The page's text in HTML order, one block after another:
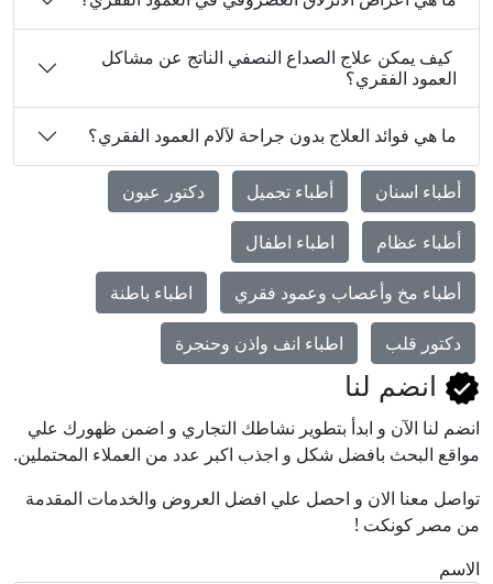
كيف يمكن علاج الصداع النصفي الناتج عن مشاكل
العمود الفقري؟
ما هي فوائد العلاج بدون جراحة لآلام العمود الفقري؟
أطباء اسنان أطباء تجميل دكتور عيون
أطباء عظام اطباء اطفال
أطباء مخ وأعصاب وعمود فقري اطباء باطنة
دكتور قلب اطباء انف واذن وحنجرة
انضم لنا
انضم لنا اﻵن و ابدأ بتطوير نشاطك التجاري و اضمن ظهورك علي
مواقع البحث بافضل شكل و اجذب اكبر عدد من العملاء المحتملين.
تواصل معنا الان و احصل علي افضل العروض والخدمات المقدمة
من مصر كونكت !
الاسم